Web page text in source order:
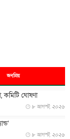
জনপ্রিয়
কমিটি ঘোষণা
৮ আগস্ট, ২০২৬
৮ আগস্ট, ২০২৬